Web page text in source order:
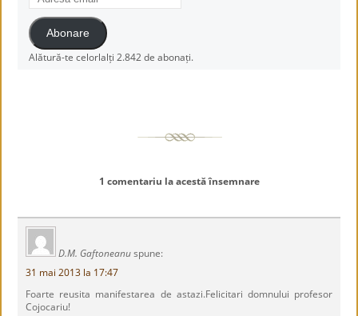
email
Abonare
Alătură-te celorlalți 2.842 de abonați.
1 comentariu la acestă însemnare
D.M. Gaftoneanu spune:
31 mai 2013 la 17:47
Foarte reusita manifestarea de astazi.Felicitari domnului profesor
Cojocariu!